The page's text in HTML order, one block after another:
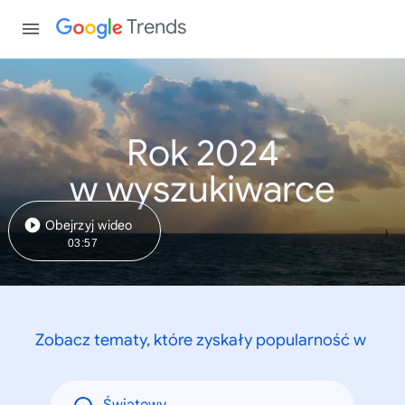
Trends
Rok 2024
w wyszukiwarce
Obejrzyj wideo
03:57
Zobacz tematy, które zyskały popularność w